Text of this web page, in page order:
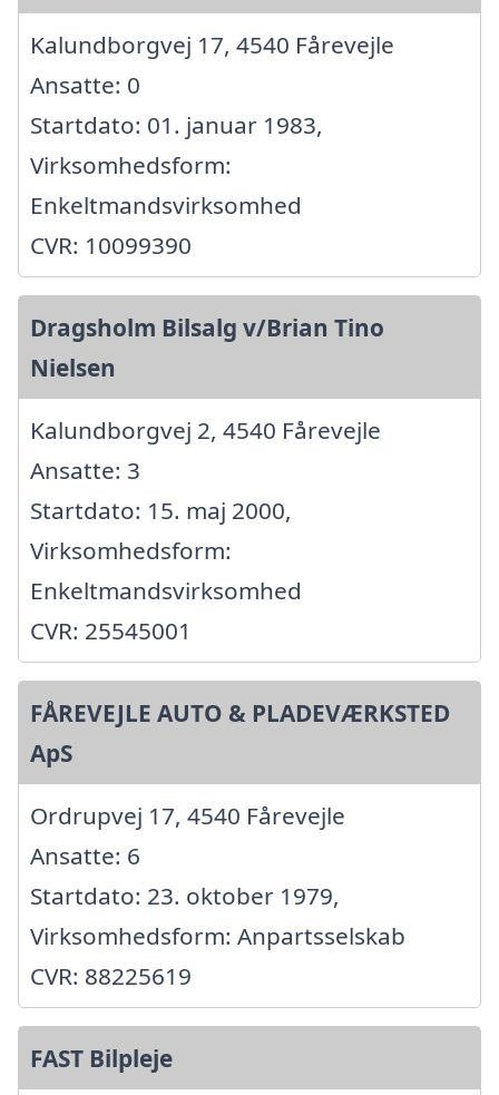
Kalundborgvej 17, 4540 Fårevejle
Ansatte: 0
Startdato: 01. januar 1983,
Virksomhedsform:
Enkeltmandsvirksomhed
CVR: 10099390
Dragsholm Bilsalg v/Brian Tino
Nielsen
Kalundborgvej 2, 4540 Fårevejle
Ansatte: 3
Startdato: 15. maj 2000,
Virksomhedsform:
Enkeltmandsvirksomhed
CVR: 25545001
FÅREVEJLE AUTO & PLADEVÆRKSTED
ApS
Ordrupvej 17, 4540 Fårevejle
Ansatte: 6
Startdato: 23. oktober 1979,
Virksomhedsform: Anpartsselskab
CVR: 88225619
FAST Bilpleje